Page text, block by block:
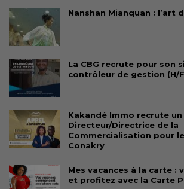
Nanshan Mianquan : l’art
La CBG recrute pour son
contrôleur de gestion (H/
Kakandé Immo recrute un
Directeur/Directrice de la
Commercialisation pour
Conakry
Mes vacances à la carte :
et profitez avec la Carte